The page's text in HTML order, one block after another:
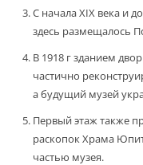
С начала XIX века и
здесь размещалось
В 1918 г зданием
частично
а будущий музей
Первый этаж также
раскопок Храма
частью музея.